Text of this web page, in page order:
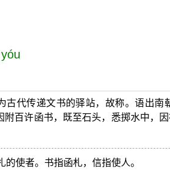
古代传递文书的驿站，故称。语出南
附百许函书，既至石头，悉掷水中，
的使者。书指函札，信指使人。